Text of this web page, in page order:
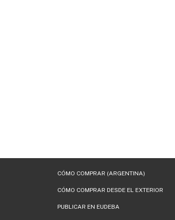
CÓMO COMPRAR (ARGENTINA)
CÓMO COMPRAR DESDE EL EXTERIOR
PUBLICAR EN EUDEBA